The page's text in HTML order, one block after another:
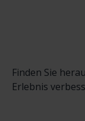
Finden Sie
Erlebnis